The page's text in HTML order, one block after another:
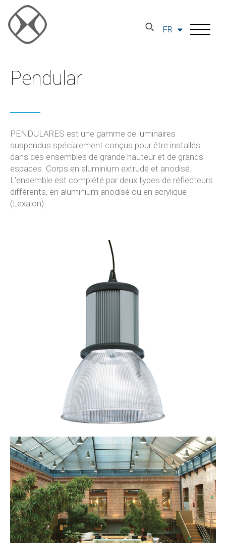
FR
Pendular
PENDULARES est une gamme de luminaires
suspendus spécialement conçus pour être installés
dans des ensembles de grande hauteur et de grands
espaces. Corps en aluminium extrudé et anodisé.
L'ensemble est complété par deux types de réflecteurs
différents, en aluminium anodisé ou en acrylique
(Lexalon).